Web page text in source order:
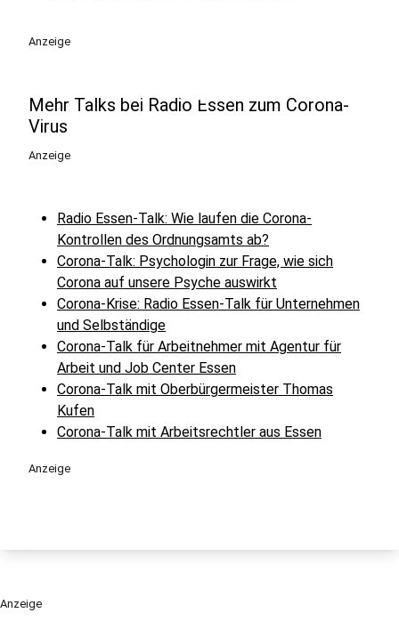
Anzeige
Mehr Talks bei Radio Essen zum Corona-
Virus
Anzeige
Radio Essen-Talk: Wie laufen die Corona-
Kontrollen des Ordnungsamts ab?
Corona-Talk: Psychologin zur Frage, wie sich
Corona auf unsere Psyche auswirkt
Corona-Krise: Radio Essen-Talk für Unternehmen
und Selbständige
Corona-Talk für Arbeitnehmer mit Agentur für
Arbeit und Job Center Essen
Corona-Talk mit Oberbürgermeister Thomas
Kufen
Corona-Talk mit Arbeitsrechtler aus Essen
Anzeige
Anzeige